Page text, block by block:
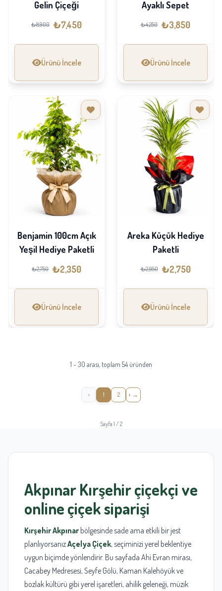
Gelin Çiçeği
₺8,900 ₺7,450
Ürünü İncele
Ayaklı Sepet
₺4,250 ₺3,850
Ürünü İncele
Benjamin 100cm Açık
Yeşil Hediye Paketli
₺2,750 ₺2,350
Ürünü İncele
Areka Küçük Hediye
Paketli
₺2,950 ₺2,750
Ürünü İncele
1 - 30 arası, toplam 54 üründen
‹ 1 2 ›
Sayfa 1 / 2
AkpınarKırşehirçiçekçive
online çiçek siparişi
KırşehirAkpınar bölgesinde sade ama etkili bir jest
planlıyorsanızAçelya Çiçek, seçiminizi yerel beklentiye
uygun biçimde yönlendirir. Bu sayfada Ahi Evran mirası,
Cacabey Medresesi, Seyfe Gölü, Kaman Kalehöyük ve
bozlak kültürü gibi yerel işaretleri, ahilik geleneği, müzik